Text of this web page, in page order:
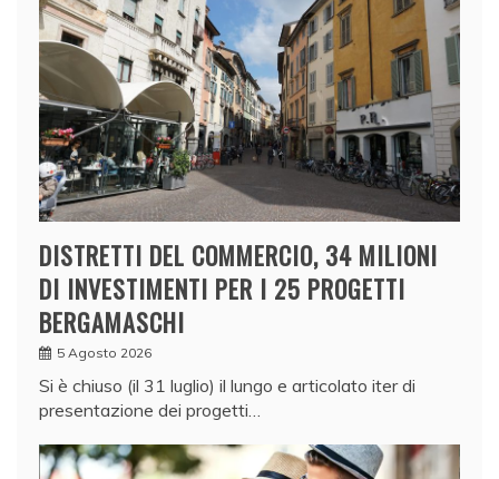
DISTRETTI DEL COMMERCIO, 34 MILIONI
DI INVESTIMENTI PER I 25 PROGETTI
BERGAMASCHI
5 Agosto 2026
Si è chiuso (il 31 luglio) il lungo e articolato iter di
presentazione dei progetti…